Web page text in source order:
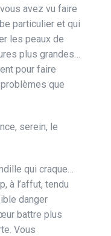
avez vu faire
particulier et qui
les peaux de
plus grandes…
pour faire
que
serein, le
qui craque…
à l’affut, tendu
danger
battre plus
Vous